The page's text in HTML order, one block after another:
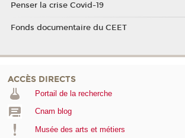
Penser la crise Covid-19
Fonds documentaire du CEET
ACCÈS DIRECTS
Portail de la recherche
Cnam blog
Musée des arts et métiers